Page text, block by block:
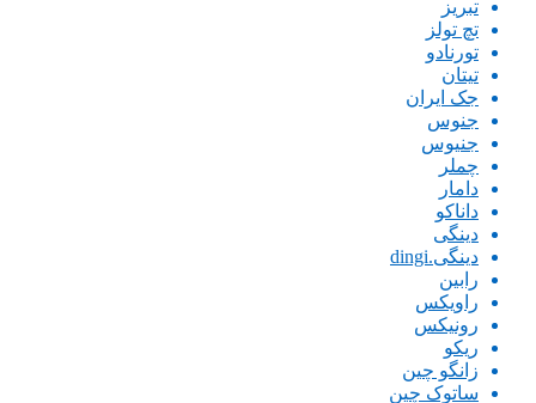
تبریز
تچ تولز
تورنادو
تیتان
جک ایران
جنوس
جنیوس
چملر
دامار
داناکو
دینگی
دینگی.dingi
رابین
راویکس
رونیکس
ریکو
زانگو چین
ساتوک چین